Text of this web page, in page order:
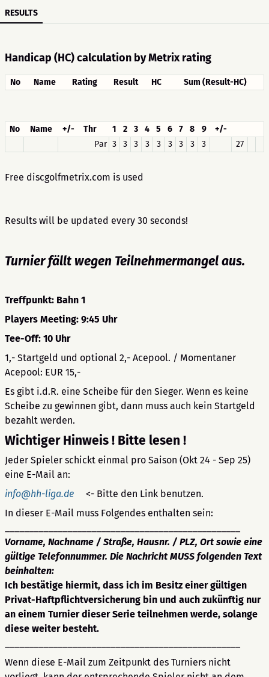
RESULTS
Handicap (HC) calculation by Metrix rating
No Name Rating Result HC Sum (Result-HC)
No Name +/- Thr 1 2 3 4 5 6 7 8 9
+/-
Par 3 3 3 3 3 3 3 3 3 27
Free discgolfmetrix.com is used
Results will be updated every 30 seconds!
Turnier fällt wegen Teilnehmermangel aus.
Treffpunkt: Bahn 1
Players Meeting: 9:45 Uhr
Tee-Off: 10 Uhr
1,- Startgeld und optional 2,- Acepool. / Momentaner
Acepool: EUR 15,-
Es gibt i.d.R. eine Scheibe für den Sieger. Wenn es keine
Scheibe zu gewinnen gibt, dann muss auch kein Startgeld
bezahlt werden.
Wichtiger Hinweis ! Bitte lesen !
Jeder Spieler schickt einmal pro Saison (Okt 24 - Sep 25)
eine E-Mail an:
info@hh-liga.de <- Bitte den Link benutzen.
In dieser E-Mail muss Folgendes enthalten sein:
Vorname, Nachname / Straße, Hausnr. / PLZ, Ort sowie eine
gültige Telefonnummer. Die Nachricht MUSS folgenden Text
beinhalten:
Ich bestätige hiermit, dass ich im Besitz einer gültigen
Privat-Haftpflichtversicherung bin und auch zukünftig nur
an einem Turnier dieser Serie teilnehmen werde, solange
diese weiter besteht.
Wenn diese E-Mail zum Zeitpunkt des Turniers nicht